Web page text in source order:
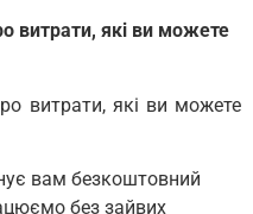
витрати, які ви можете
витрати, які ви можете
вам безкоштовний
без зайвих